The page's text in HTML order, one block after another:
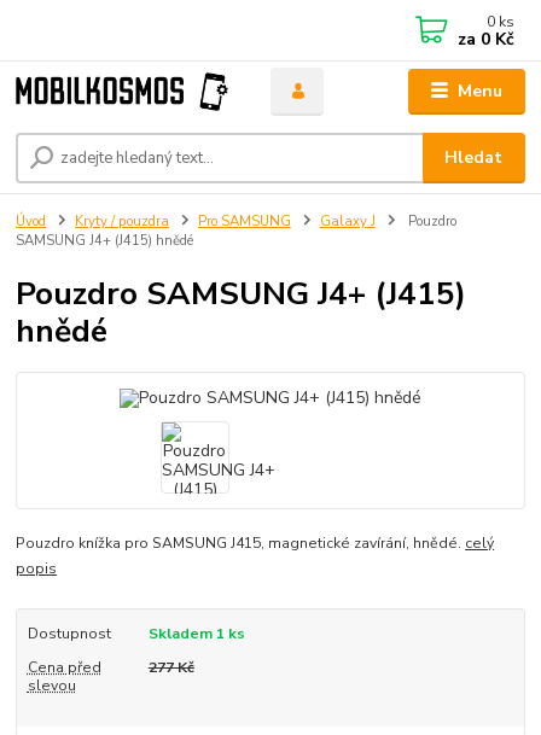
Menu
Hledat
0 ks
za 0 Kč
Úvod Kryty / pouzdra Pro SAMSUNG Galaxy J
Pouzdro
SAMSUNG J4+ (J415) hnědé
Pouzdro SAMSUNG J4+ (J415)
hnědé
Pouzdro knížka pro SAMSUNG J415, magnetické zavírání, hnědé. celý
popis
Dostupnost
Skladem 1 ks
Cena před
slevou
277 Kč